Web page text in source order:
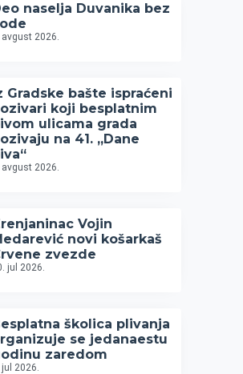
naselja Duvanika bez
avgust 2026.
Gradske bašte ispraćeni
koji besplatnim
ulicama grada
na 41. „Dane
avgust 2026.
Vojin
novi košarkaš
zvezde
jul 2026.
školica plivanja
se jedanaestu
zaredom
jul 2026.